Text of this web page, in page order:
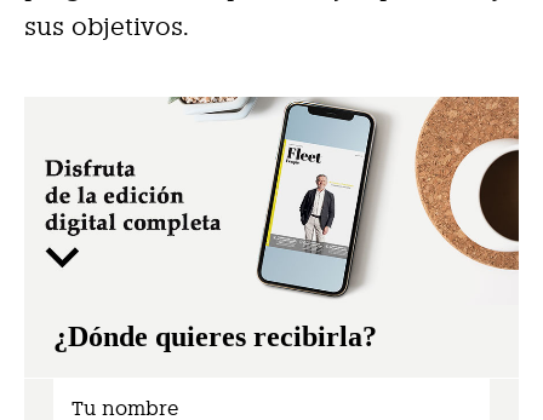
sus objetivos.
¿Dónde quieres recibirla?